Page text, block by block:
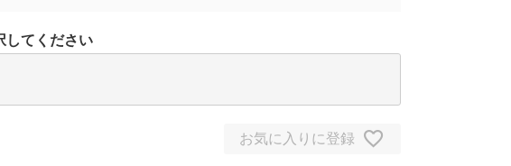
してください
お気に入りに登録